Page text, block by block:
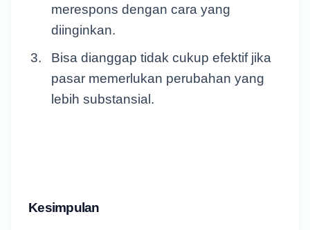
merespons dengan cara yang
diinginkan.
Bisa dianggap tidak cukup efektif jika
pasar memerlukan perubahan yang
lebih substansial.
Kesimpulan